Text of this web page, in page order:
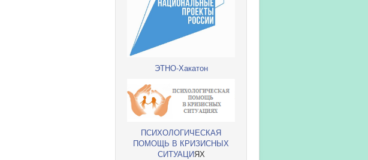
ЭТНО-Хакатон
ПСИХОЛОГИЧЕСКАЯ
ПОМОЩЬ В КРИЗИСНЫХ
СИТУАЦИЯХ